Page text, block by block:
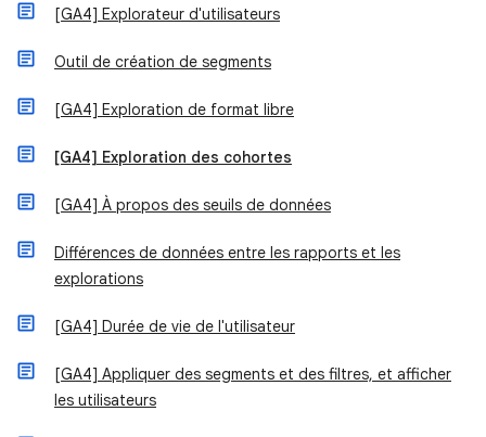
[GA4] Explorateur d'utilisateurs
Outil de création de segments
[GA4] Exploration de format libre
[GA4] Exploration des cohortes
[GA4] À propos des seuils de données
Différences de données entre les rapports et les
explorations
[GA4] Durée de vie de l'utilisateur
[GA4] Appliquer des segments et des filtres, et afficher
les utilisateurs